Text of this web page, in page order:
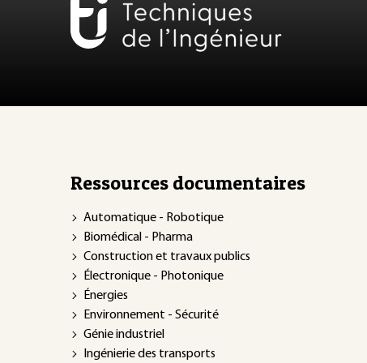
Ressources documentaires
Automatique - Robotique
Biomédical - Pharma
Construction et travaux publics
Électronique - Photonique
Énergies
Environnement - Sécurité
Génie industriel
Ingénierie des transports